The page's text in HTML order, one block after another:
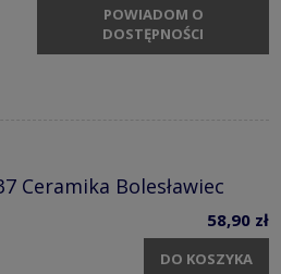
POWIADOM O
DOSTĘPNOŚCI
Ceramika Bolesławiec
58,90 zł
DO KOSZYKA